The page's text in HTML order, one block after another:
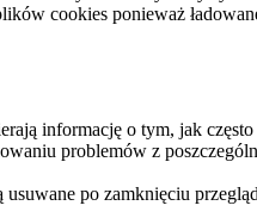
cookies ponieważ
informację o tym, jak
problemów z
po zamknięciu